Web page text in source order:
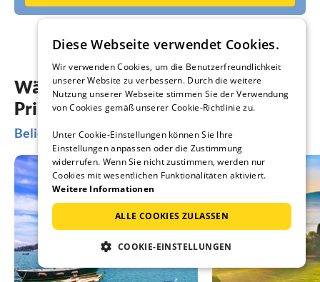
Wählen Sie aus 7 Angeboten Ihre
Principina a Mare-Ferienwohnung
Beliebte Regionen und Orte in Principina a Mare
Diese Webseite verwendet Cookies.
Wir verwenden Cookies, um die Benutzerfreundlichkeit
unserer Website zu verbessern. Durch die weitere
Nutzung unserer Webseite stimmen Sie der Verwendung
von Cookies gemäß unserer Cookie-Richtlinie zu.
Unter Cookie-Einstellungen können Sie Ihre
Einstellungen anpassen oder die Zustimmung
widerrufen. Wenn Sie nicht zustimmen, werden nur
Cookies mit wesentlichen Funktionalitäten aktiviert.
Weitere Informationen
ALLE COOKIES ZULASSEN
COOKIE-EINSTELLUNGEN